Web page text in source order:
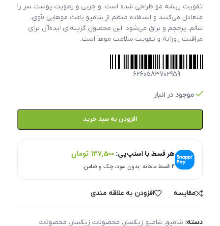
تقویت ریشه مو طراحی شده است. و چربی و رطوبت پوست سر را
متعادل می‌کنند و استفاده منظم از شامپو باعث موهایی قوی،
سالم، پرحجم و براق می‌شود. این محصول گزینه‌ای ایده‌آل برای
مراقبت روزانه و تقویت سلامت موها است.
6260583702959
موجود در انبار
افزودن به سبد خرید
هر قسط با اسنپ‌پی: 137,500 تومان
۴ قسط ماهانه. بدون سود، چک و ضامن.
مقایسه افزودن به علاقه مندی
دسته: شامپو, شامپو زیکسار, محصولات زیکسار, محصولات